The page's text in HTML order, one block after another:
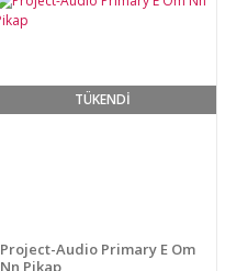
TÜKENDİ
Project-Audio Primary E Om
Nn Pikap